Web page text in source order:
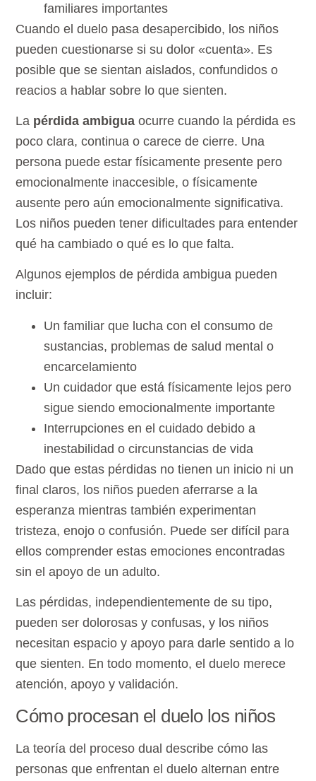
familiares importantes
Cuando el duelo pasa desapercibido, los niños
pueden cuestionarse si su dolor «cuenta». Es
posible que se sientan aislados, confundidos o
reacios a hablar sobre lo que sienten.
La pérdida ambigua ocurre cuando la pérdida es
poco clara, continua o carece de cierre. Una
persona puede estar físicamente presente pero
emocionalmente inaccesible, o físicamente
ausente pero aún emocionalmente significativa.
Los niños pueden tener dificultades para entender
qué ha cambiado o qué es lo que falta.
Algunos ejemplos de pérdida ambigua pueden
incluir:
Un familiar que lucha con el consumo de
sustancias, problemas de salud mental o
encarcelamiento
Un cuidador que está físicamente lejos pero
sigue siendo emocionalmente importante
Interrupciones en el cuidado debido a
inestabilidad o circunstancias de vida
Dado que estas pérdidas no tienen un inicio ni un
final claros, los niños pueden aferrarse a la
esperanza mientras también experimentan
tristeza, enojo o confusión. Puede ser difícil para
ellos comprender estas emociones encontradas
sin el apoyo de un adulto.
Las pérdidas, independientemente de su tipo,
pueden ser dolorosas y confusas, y los niños
necesitan espacio y apoyo para darle sentido a lo
que sienten. En todo momento, el duelo merece
atención, apoyo y validación.
Cómo procesan el duelo los niños
La teoría del proceso dual describe cómo las
personas que enfrentan el duelo alternan entre